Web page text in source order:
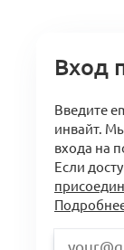
Вход
Введите
инвайт.
входа на
Если